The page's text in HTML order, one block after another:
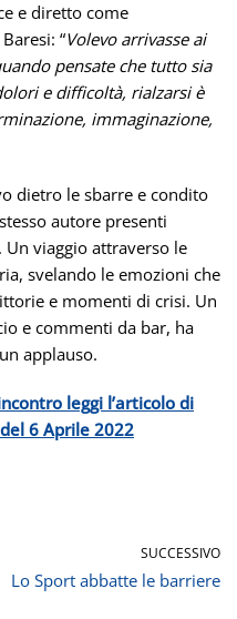
e diretto come
“Volevo arrivasse ai
pensate che tutto sia
e difficoltà, rialzarsi è
immaginazione,
dietro le sbarre e condito
autore presenti
Un viaggio attraverso le
svelando le emozioni che
e momenti di crisi. Un
e commenti da bar, ha
applauso.
leggi l’articolo di
6 Aprile 2022
SUCCESSIVO
Lo Sport abbatte le barriere